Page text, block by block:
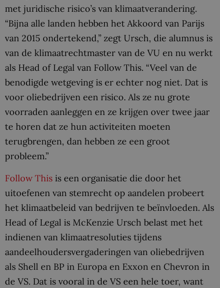
met juridische risico’s van klimaatverandering.
“Bijna alle landen hebben het Akkoord van Parijs
van 2015 ondertekend,” zegt Ursch, die alumnus is
van de klimaatrechtmaster van de VU en nu werkt
als Head of Legal van Follow This. “Veel van de
benodigde wetgeving is er echter nog niet. Dat is
voor oliebedrijven een risico. Als ze nu grote
voorraden aanleggen en ze krijgen over twee jaar
te horen dat ze hun activiteiten moeten
terugbrengen, dan hebben ze een groot
probleem.”
Follow This is een organisatie die door het
uitoefenen van stemrecht op aandelen probeert
het klimaatbeleid van bedrijven te beïnvloeden. Als
Head of Legal is McKenzie Ursch belast met het
indienen van klimaatresoluties tijdens
aandeelhoudersvergaderingen van oliebedrijven
als Shell en BP in Europa en Exxon en Chevron in
de VS. Dat is vooral in de VS een hele toer, want